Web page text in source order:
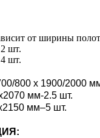
от ширины
шт.
шт.
800 x 1900/2000
мм-2.5 шт.
мм–5 шт.